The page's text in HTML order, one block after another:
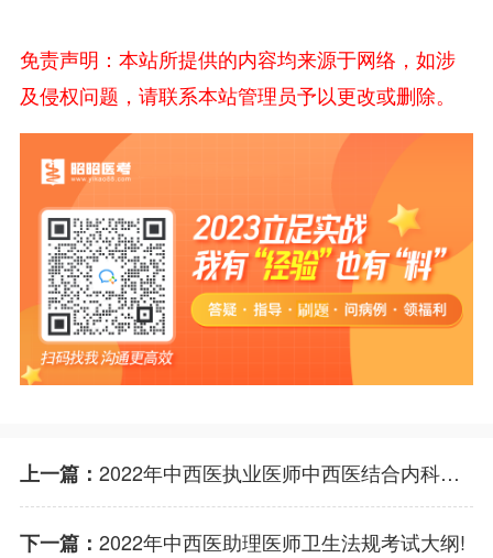
免责声明：本站所提供的内容均来源于网络，如涉
及侵权问题，请联系本站管理员予以更改或删除。
上一篇： 2022年中西医执业医师中西医结合内科学考试大纲
下一篇： 2022年中西医助理医师卫生法规考试大纲!